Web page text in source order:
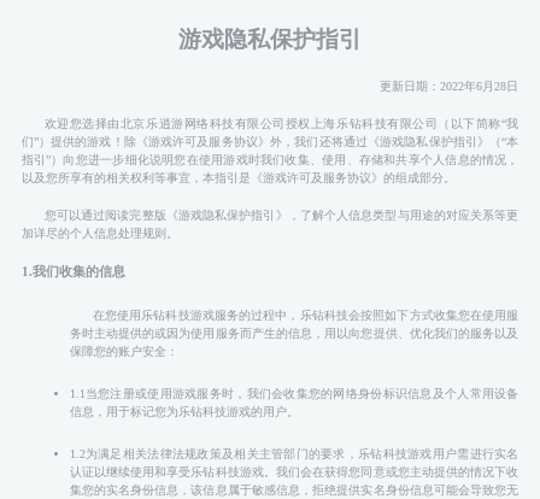
游戏隐私保护指引
更新日期：2022年6月28日
欢迎您选择由北京乐逍游网络科技有限公司授权上海乐钻科技有限公司（以下简称“我
们”）提供的游戏！除《游戏许可及服务协议》外，我们还将通过《游戏隐私保护指引》（“本
指引”）向您进一步细化说明您在使用游戏时我们收集、使用、存储和共享个人信息的情况，
以及您所享有的相关权利等事宜，本指引是《游戏许可及服务协议》的组成部分。
您可以通过阅读完整版《游戏隐私保护指引》，了解个人信息类型与用途的对应关系等更
加详尽的个人信息处理规则。
1.我们收集的信息
在您使用乐钻科技游戏服务的过程中，乐钻科技会按照如下方式收集您在使用服
务时主动提供的或因为使用服务而产生的信息，用以向您提供、优化我们的服务以及
保障您的账户安全：
1.1当您注册或使用游戏服务时，我们会收集您的网络身份标识信息及个人常用设备
信息，用于标记您为乐钻科技游戏的用户。
1.2为满足相关法律法规政策及相关主管部门的要求，乐钻科技游戏用户需进行实名
认证以继续使用和享受乐钻科技游戏。我们会在获得您同意或您主动提供的情况下收
集您的实名身份信息，该信息属于敏感信息，拒绝提供实名身份信息可能会导致您无